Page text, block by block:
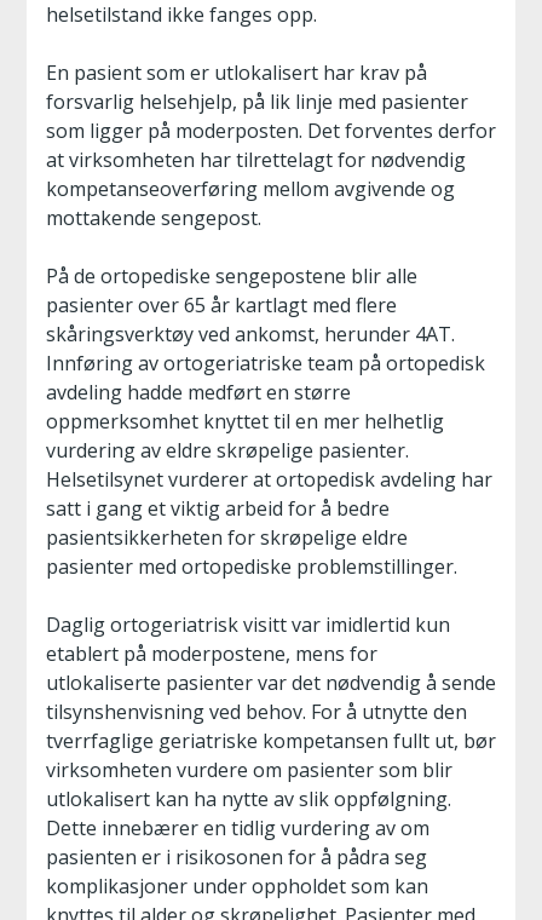
helsetilstand ikke fanges opp.
En pasient som er utlokalisert har krav på
forsvarlig helsehjelp, på lik linje med pasienter
som ligger på moderposten. Det forventes derfor
at virksomheten har tilrettelagt for nødvendig
kompetanseoverføring mellom avgivende og
mottakende sengepost.
På de ortopediske sengepostene blir alle
pasienter over 65 år kartlagt med flere
skåringsverktøy ved ankomst, herunder 4AT.
Innføring av ortogeriatriske team på ortopedisk
avdeling hadde medført en større
oppmerksomhet knyttet til en mer helhetlig
vurdering av eldre skrøpelige pasienter.
Helsetilsynet vurderer at ortopedisk avdeling har
satt i gang et viktig arbeid for å bedre
pasientsikkerheten for skrøpelige eldre
pasienter med ortopediske problemstillinger.
Daglig ortogeriatrisk visitt var imidlertid kun
etablert på moderpostene, mens for
utlokaliserte pasienter var det nødvendig å sende
tilsynshenvisning ved behov. For å utnytte den
tverrfaglige geriatriske kompetansen fullt ut, bør
virksomheten vurdere om pasienter som blir
utlokalisert kan ha nytte av slik oppfølgning.
Dette innebærer en tidlig vurdering av om
pasienten er i risikosonen for å pådra seg
komplikasjoner under oppholdet som kan